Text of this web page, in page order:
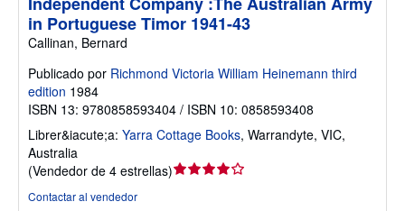
in Portuguese Timor 1941-43
Callinan, Bernard
Publicado por Richmond Victoria William Heinemann third
edition 1984
ISBN 13: 9780858593404 / ISBN 10: 0858593408
Librer&iacute;a: Yarra Cottage Books, Warrandyte, VIC,
Australia
(Vendedor de 4 estrellas)Calificación
Contactar al vendedor